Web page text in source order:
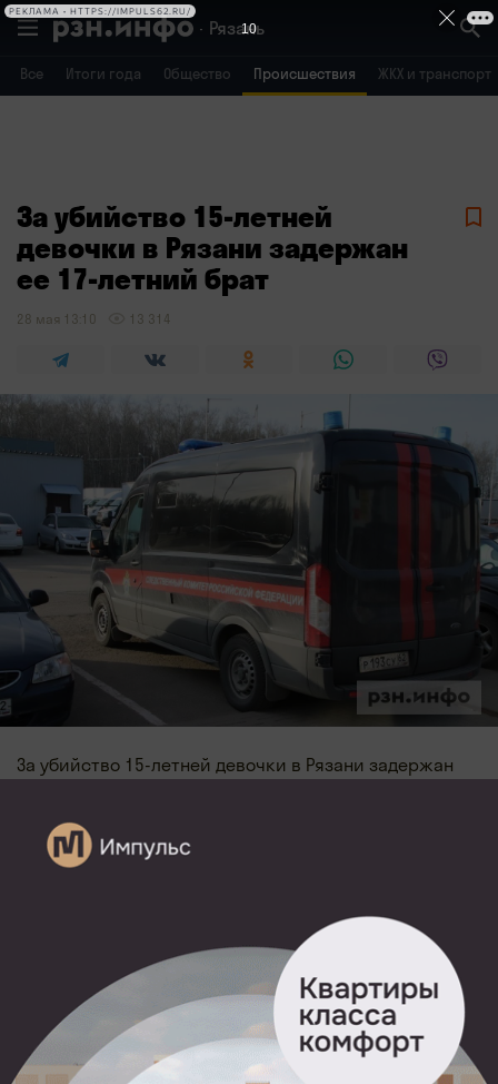
Рязань
Все Итоги года Общество Происшествия ЖКХ и транспорт
Воронеж Брянск
За убийство 15-летней
девочки в Рязани задержан
ее 17-летний брат
28 мая 13:10 13 314
За убийство 15-летней девочки в Рязани задержан
Установлено, что в ночь на 24 мая между 17-летним
фигурантом и его 15-летней родной сестрой
нанес девочке несколько ударов ножом.
Потерпевшая от полученных повреждений
скончалась на месте. После совершенного
преступления подозреваемый скрылся.
17-летнего юношу задержали на территории региона
27 мая. Он дал признательные показания и рассказал
о совершенном преступлении.
10
РЕКЛАМА • HTTPS://IMPULS62.RU/